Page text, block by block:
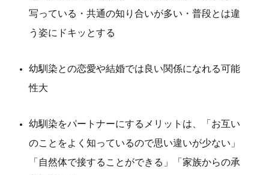
写っている・共通の知り合いが多い・普段とは違
う姿にドキッとする
幼馴染との恋愛や結婚では良い関係になれる可能
性大
幼馴染をパートナーにするメリットは、「お互い
のことをよく知っているので思い違いが少ない」
「自然体で接することができる」「家族からの承